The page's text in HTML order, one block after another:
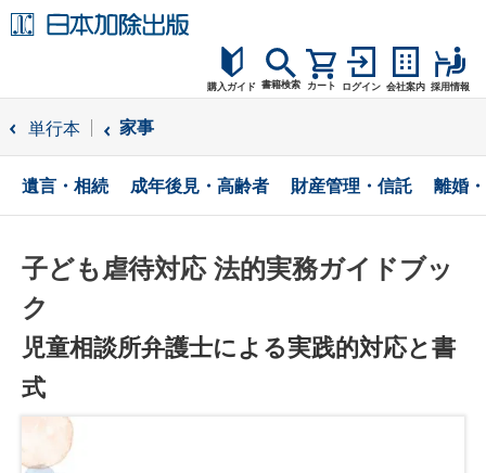
購入ガイド
購入ガイド
読者サポート
書籍検索 カート ログイン 会社案内 採用情報
単行本 家事
遺言・相続 成年後見・高齢者 財産管理・信託 離婚
子ども虐待対応 法的実務ガイドブッ
ク
児童相談所弁護士による実践的対応と書
式